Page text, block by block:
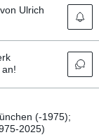
Ulrich
(-1975);
2025)